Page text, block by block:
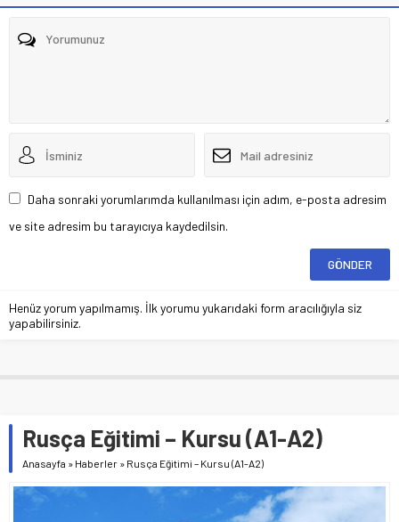
Daha sonraki yorumlarımda kullanılması için adım, e-posta adresim
ve site adresim bu tarayıcıya kaydedilsin.
Henüz yorum yapılmamış. İlk yorumu yukarıdaki form aracılığıyla siz
yapabilirsiniz.
Rusça Eğitimi – Kursu (A1-A2)
Anasayfa » Haberler » Rusça Eğitimi – Kursu (A1-A2)